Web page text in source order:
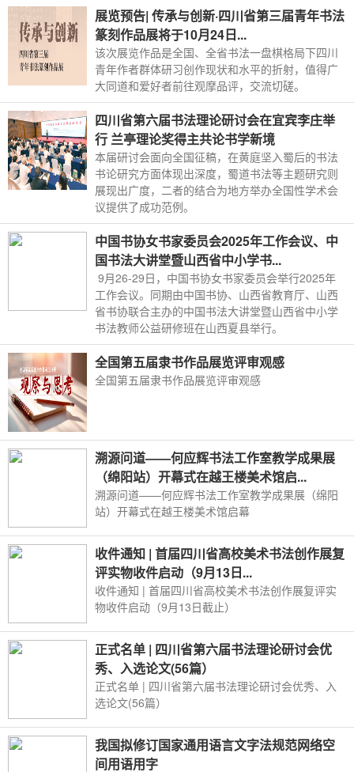
展览预告| 传承与创新·四川省第三届青年书法
篆刻作品展将于10月24日...
该次展览作品是全国、全省书法一盘棋格局下四川
青年作者群体研习创作现状和水平的折射，值得广
大同道和爱好者前往观摩品评，交流切磋。
四川省第六届书法理论研讨会在宜宾李庄举
行 兰亭理论奖得主共论书学新境
本届研讨会面向全国征稿，在黄庭坚入蜀后的书法
书论研究方面体现出深度，蜀道书法等主题研究则
展现出广度，二者的结合为地方举办全国性学术会
议提供了成功范例。
中国书协女书家委员会2025年工作会议、中
国书法大讲堂暨山西省中小学书...
9月26-29日，中国书协女书家委员会举行2025年
工作会议。同期由中国书协、山西省教育厅、山西
省书协联合主办的中国书法大讲堂暨山西省中小学
书法教师公益研修班在山西夏县举行。
全国第五届隶书作品展览评审观感
全国第五届隶书作品展览评审观感
溯源问道——何应辉书法工作室教学成果展
（绵阳站）开幕式在越王楼美术馆启...
溯源问道——何应辉书法工作室教学成果展（绵阳
站）开幕式在越王楼美术馆启幕
收件通知 | 首届四川省高校美术书法创作展复
评实物收件启动（9月13日...
收件通知 | 首届四川省高校美术书法创作展复评实
物收件启动（9月13日截止）
正式名单 | 四川省第六届书法理论研讨会优
秀、入选论文(56篇）
正式名单 | 四川省第六届书法理论研讨会优秀、入
选论文(56篇）
我国拟修订国家通用语言文字法规范网络空
间用语用字